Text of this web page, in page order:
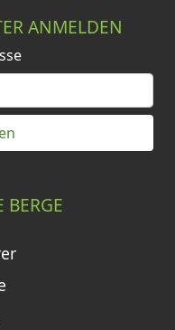
ANMELDEN
BERGE